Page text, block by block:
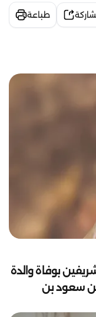
طباعة
بوفاة والدة
سعود بن